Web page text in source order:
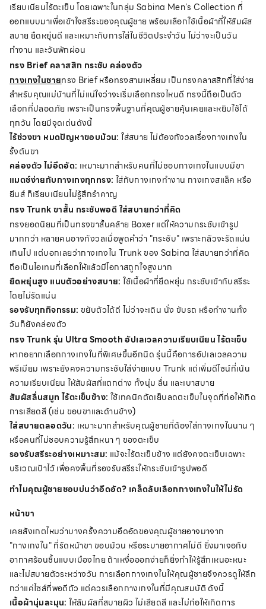
เรียบเนียนไร้ตะเข็บ โดยเฉพาะในกลุ่ม Sabina Men’s Collection ที่
ออกแบบมาเพื่อเข้าใจสรีระของคุณผู้ชาย พร้อมเลือกใช้เนื้อผ้าที่ให้สัมผัส
สบาย ยืดหยุ่นดี และเหมาะกับการใส่ในชีวิตประจำวัน ไม่ว่าจะเป็นวัน
ทำงาน และวันพักผ่อน
ทรง Brief คลาสสิก กระชับ คล่องตัว
กางเกงในชายทรง Brief หรือทรงสามเหลี่ยม เป็นทรงคลาสสิกที่ใส่ง่าย
สำหรับคุณแม่บ้านที่ไม่แน่ใจว่าจะเริ่มเลือกทรงไหนดี ทรงนี้ถือเป็นตัว
เลือกที่ปลอดภัย เพราะเป็นทรงพื้นฐานที่คุณผู้ชายคุ้นเคยและหยิบใช้ได้
ทุกวัน โดยมีจุดเด่นดังนี้
ไร้ช่วงขา หมดปัญหาขอบม้วน: ใส่สบาย ไม่ต้องกังวลเรื่องกางเกงใน
รั้งต้นขา
คล่องตัว ไม่อึดอัด: เหมาะมากสำหรับคนที่ไม่ชอบกางเกงในแบบมีขา
แมตช์ง่ายกับกางเกงทุกทรง: ใส่กับกางเกงทำงาน กางเกงสแล็ค หรือ
ยีนส์ ก็เรียบเนียนไม่รู้สึกรำคาญ
ทรง Trunk ขาสั้น กระชับพอดี ใส่สบายกว่าที่คิด
ทรงยอดนิยมที่เป็นทรงขาสั้นคล้าย Boxer แต่ให้ความกระชับเข้ารูป
มากกว่า หลายคนอาจกังวลเมื่อพูดคำว่า "กระชับ" เพราะกลัวจะรัดแน่น
เกินไป แต่บอกเลยว่ากางเกงใน Trunk ของ Sabina ใส่สบายกว่าที่คิด
ถือเป็นไอเทมที่เลือกให้แล้วมีโอกาสถูกใจสูงมาก
ยืดหยุ่นสูง แนบตัวอย่างสบาย: ใช้เนื้อผ้าที่ยืดหยุ่น กระชับเข้ากับสรีระ
โดยไม่รัดแน่น
รองรับทุกกิจกรรม: ขยับตัวได้ดี ไม่ว่าจะเดิน นั่ง ขับรถ หรือทำงานทั้ง
วันก็ยังคล่องตัว
ทรง Trunk รุ่น Ultra Smooth อัปเลเวลความเรียบเนียน ไร้ตะเข็บ
หากอยากเลือกกางเกงในที่พิเศษขึ้นอีกนิด รุ่นนี้คือการอัปเลเวลความ
พรีเมียม เพราะยังคงความกระชับใส่ง่ายแบบ Trunk แต่เพิ่มดีไซน์ที่เน้น
ความเรียบเนียน ให้สัมผัสที่แตกต่าง ทั้งนุ่ม ลื่น และเบาสบาย
สัมผัสลื่นสมูท ไร้ตะเข็บข้าง: ใช้เทคนิคตัดเย็บลดตะเข็บในจุดที่ก่อให้เกิด
การเสียดสี (เช่น ขอบขาและด้านข้าง)
ใส่สบายตลอดวัน: เหมาะมากสำหรับคุณผู้ชายที่ต้องใส่กางเกงในนาน ๆ
หรือคนที่ไม่ชอบความรู้สึกหนา ๆ ของตะเข็บ
รองรับสรีระอย่างเหมาะสม: แม้จะไร้ตะเข็บข้าง แต่ยังคงตะเข็บเฉพาะ
บริเวณเป้าไว้ เพื่อคงพื้นที่รองรับสรีระให้กระชับเข้ารูปพอดี
ทำไมคุณผู้ชายชอบบ่นว่าอึดอัด? เคล็ดลับเลือกกางเกงในให้ไม่รัด
หน้าขา
เคยสังเกตไหมว่าบางครั้งความอึดอัดของคุณผู้ชายอาจมาจาก
"กางเกงใน" ที่รัดหน้าขา ขอบม้วน หรือระบายอากาศไม่ดี ยิ่งมาเจอกับ
อากาศร้อนชื้นแบบเมืองไทย ถ้าเหงื่อออกง่ายก็ยิ่งทำให้รู้สึกเหนอะหนะ
และไม่สบายตัวระหว่างวัน การเลือกกางเกงในให้คุณผู้ชายจึงควรดูให้ลึก
กว่าแค่ไซส์ที่พอดีตัว แต่ควรเลือกกางเกงในที่มีคุณสมบัติ ดังนี้
เนื้อผ้านุ่มละมุน: ให้สัมผัสที่สบายผิว ไม่เสียดสี และไม่ก่อให้เกิดการ